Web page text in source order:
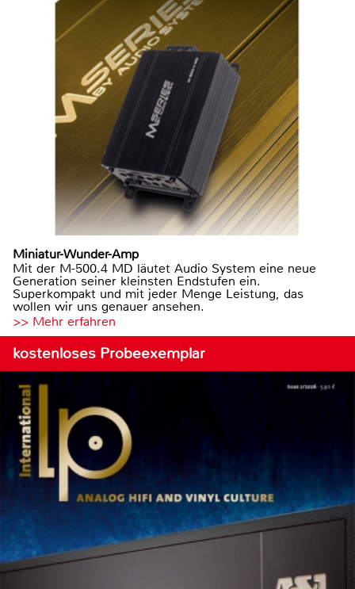
Miniatur-Wunder-Amp
Mit der M-500.4 MD läutet Audio System eine neue
Generation seiner kleinsten Endstufen ein.
Superkompakt und mit jeder Menge Leistung, das
wollen wir uns genauer ansehen.
>> Mehr erfahren
kostenloses Probeexemplar